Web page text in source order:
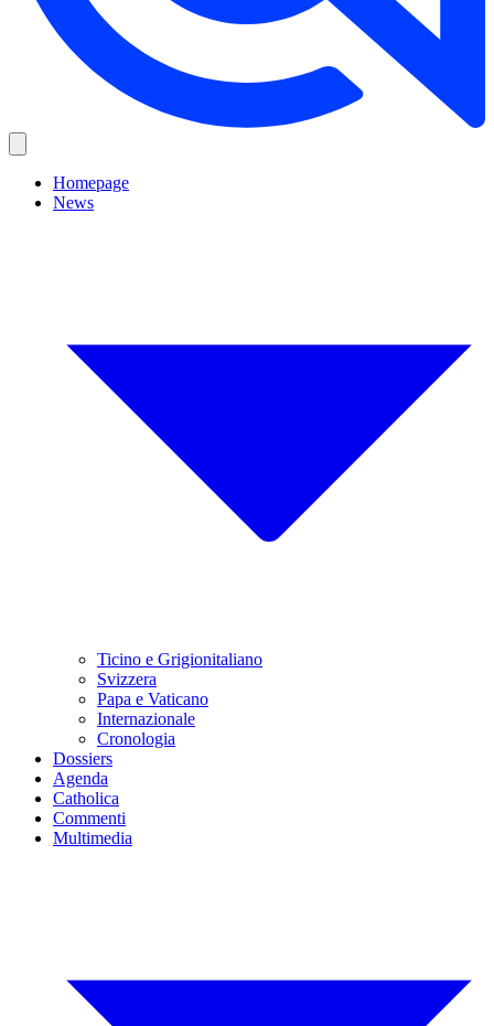
Homepage
News
Ticino e Grigionitaliano
Svizzera
Papa e Vaticano
Internazionale
Cronologia
Dossiers
Agenda
Catholica
Commenti
Multimedia